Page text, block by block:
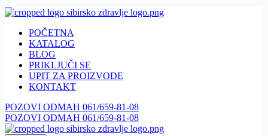
POČETNA
KATALOG
BLOG
PRIKLJUČI SE
UPIT ZA PROIZVODE
KONTAKT
POZOVI ODMAH 061/659-81-08
POZOVI ODMAH 061/659-81-08